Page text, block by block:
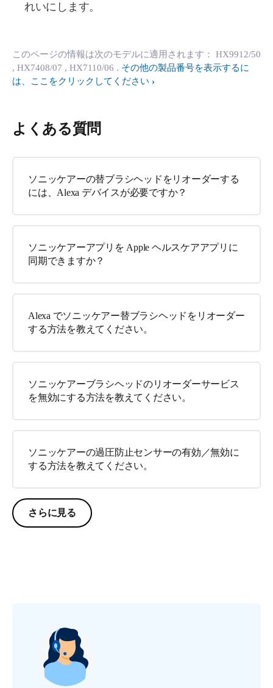
れいにします。
このページの情報は次のモデルに適用されます： HX9912/50
, HX7408/07 , HX7110/06 . その他の製品番号を表示するに
は、ここをクリックしてください
よくある質問
ソニッケアーの替ブラシヘッドをリオーダーする
には、Alexa デバイスが必要ですか？
ソニッケアーアプリを Apple ヘルスケアアプリに
同期できますか？
Alexa でソニッケアー替ブラシヘッドをリオーダー
する方法を教えてください。
ソニッケアーブラシヘッドのリオーダーサービス
を無効にする方法を教えてください。
ソニッケアーの過圧防止センサーの有効／無効に
する方法を教えてください。
さらに見る